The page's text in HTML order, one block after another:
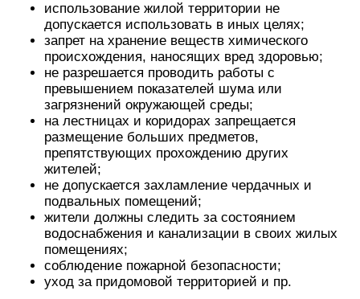
использование жилой территории не
допускается использовать в иных целях;
запрет на хранение веществ химического
происхождения, наносящих вред здоровью;
не разрешается проводить работы с
превышением показателей шума или
загрязнений окружающей среды;
на лестницах и коридорах запрещается
размещение больших предметов,
препятствующих прохождению других
жителей;
не допускается захламление чердачных и
подвальных помещений;
жители должны следить за состоянием
водоснабжения и канализации в своих жилых
помещениях;
соблюдение пожарной безопасности;
уход за придомовой территорией и пр.